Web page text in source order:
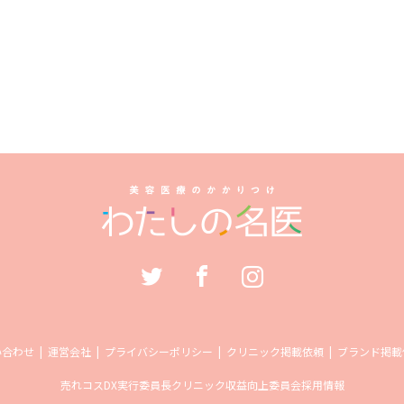
わせ 運営会社 プライバシーポリシー クリニック掲載依頼 ブランド掲
売れコスDX実行委員長クリニック収益向上委員会採用情報